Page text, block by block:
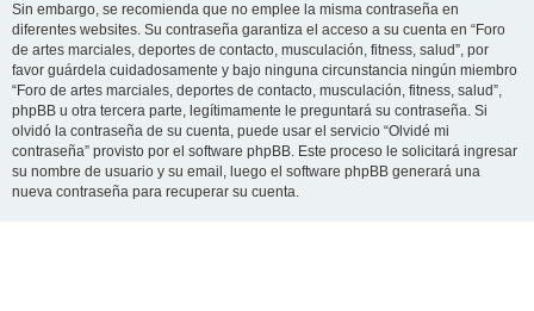
Sin embargo, se recomienda que no emplee la misma contraseña en
diferentes websites. Su contraseña garantiza el acceso a su cuenta en “Foro
de artes marciales, deportes de contacto, musculación, fitness, salud”, por
favor guárdela cuidadosamente y bajo ninguna circunstancia ningún miembro
“Foro de artes marciales, deportes de contacto, musculación, fitness, salud”,
phpBB u otra tercera parte, legítimamente le preguntará su contraseña. Si
olvidó la contraseña de su cuenta, puede usar el servicio “Olvidé mi
contraseña” provisto por el software phpBB. Este proceso le solicitará ingresar
su nombre de usuario y su email, luego el software phpBB generará una
nueva contraseña para recuperar su cuenta.